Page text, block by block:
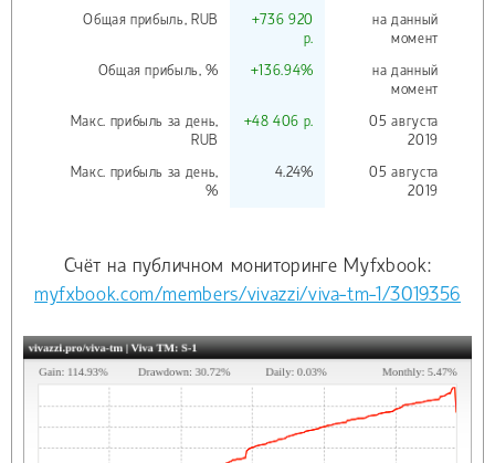
Общая прибыль, RUB
+736 920
р.
на данный
момент
Общая прибыль, % +136.94%
на данный
момент
Макс. прибыль за день,
RUB
+48 406 р.
05 августа
2019
Макс. прибыль за день,
%
4.24%
05 августа
2019
Счёт на публичном мониторинге Myfxbook:
myfxbook.com/members/vivazzi/viva-tm-1/3019356